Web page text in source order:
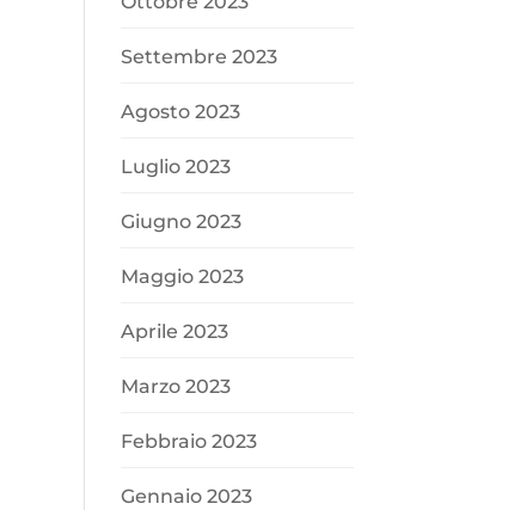
Settembre 2023
Agosto 2023
Luglio 2023
Giugno 2023
Maggio 2023
Aprile 2023
Marzo 2023
Febbraio 2023
Gennaio 2023